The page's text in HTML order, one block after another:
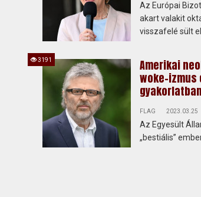
Az Európai
akart valakit
visszafelé sült el.
Amerikai
woke-izmus
FLAG 2023.03.25
Az Egyesült
„bestiális”
3191